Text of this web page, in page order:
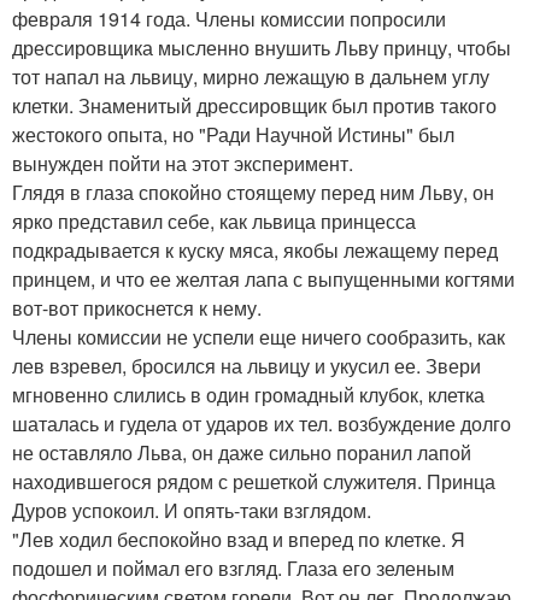
февраля 1914 года. Члены комиссии попросили
дрессировщика мысленно внушить Льву принцу, чтобы
тот напал на львицу, мирно лежащую в дальнем углу
клетки. Знаменитый дрессировщик был против такого
жестокого опыта, но "Ради Научной Истины" был
вынужден пойти на этот эксперимент.
Глядя в глаза спокойно стоящему перед ним Льву, он
ярко представил себе, как львица принцесса
подкрадывается к куску мяса, якобы лежащему перед
принцем, и что ее желтая лапа с выпущенными когтями
вот-вот прикоснется к нему.
Члены комиссии не успели еще ничего сообразить, как
лев взревел, бросился на львицу и укусил ее. Звери
мгновенно слились в один громадный клубок, клетка
шаталась и гудела от ударов их тел. возбуждение долго
не оставляло Льва, он даже сильно поранил лапой
находившегося рядом с решеткой служителя. Принца
Дуров успокоил. И опять-таки взглядом.
"Лев ходил беспокойно взад и вперед по клетке. Я
подошел и поймал его взгляд. Глаза его зеленым